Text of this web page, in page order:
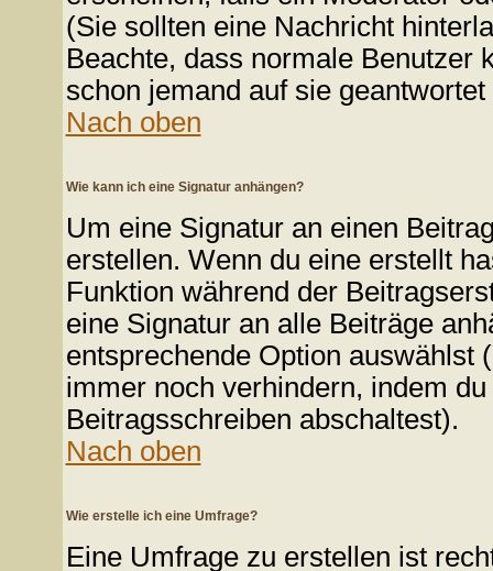
(Sie sollten eine Nachricht
Beachte, dass normale Benutzer
schon jemand auf sie geantwortet
Nach oben
Wie kann ich eine Signatur anhängen?
Um eine Signatur an einen
erstellen. Wenn du eine erstellt
Funktion während der
eine Signatur an alle Beiträge
entsprechende Option auswählst
immer noch verhindern, indem
Beitragsschreiben abschaltest).
Nach oben
Wie erstelle ich eine Umfrage?
Eine Umfrage zu erstellen ist